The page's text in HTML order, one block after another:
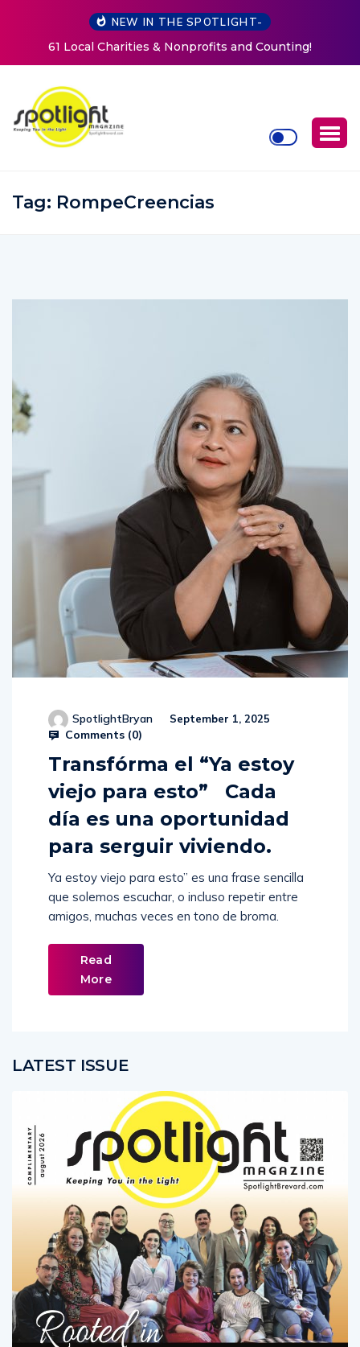
NEW IN THE SPOTLIGHT-
and Counting!
New Life Mission Invites Community
Women at Reimagined Annual
Tag: RompeCreencias
SpotlightBryan September 1, 2025
Comments (0)
Transfórma el “Ya estoy
viejo para esto” Cada
día es una oportunidad
para serguir viviendo.
Ya estoy viejo para esto” es una frase sencilla
que solemos escuchar, o incluso repetir entre
amigos, muchas veces en tono de broma.
Read
More
LATEST ISSUE